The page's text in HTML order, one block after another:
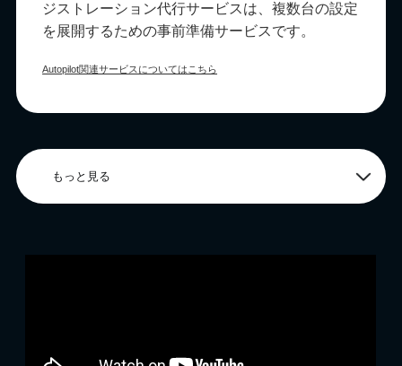
ジストレーション代行サービスは、複数台の設定
を展開するための事前準備サービスです。
Autopilot関連サービスについてはこちら
もっと見る